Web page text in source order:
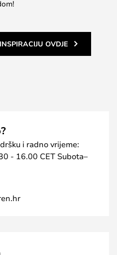
OVDJE
i radno vrijeme:
- 16.00 CET Subota–